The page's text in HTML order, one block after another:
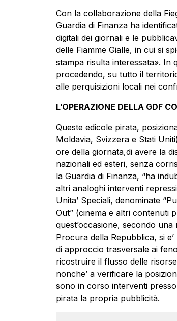
Con la collaborazione della
Guardia di Finanza ha
digitali dei giornali e le
delle Fiamme Gialle, in cui si
stampa risulta interessata». In
procedendo, su tutto il
alle perquisizioni locali nei
L’OPERAZIONE DELLA GDF
Queste edicole pirata,
Moldavia, Svizzera e Stati
ore della giornata,di avere la
nazionali ed esteri, senza
la Guardia di Finanza, “ha
altri analoghi interventi
Unita’ Speciali, denominate
Out” (cinema e altri contenuti
quest’occasione, secondo
Procura della Repubblica, si
di approccio trasversale ai
ricostruire il flusso delle
nonche’ a verificare la
sono in corso interventi
pirata la propria pubblicità.